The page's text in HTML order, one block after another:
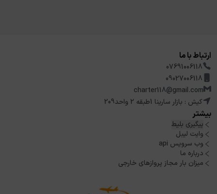
ارتباط با ما
07691006118
09027006118
charter118@gmail.com
کیش : بازار سارینا 1طبقه 2 واحد209
بیشتر
پیگیری بلیط
وایت لیبل
وب سرویس api
درباره ما
میزان بار مجاز پروازهای خارجی